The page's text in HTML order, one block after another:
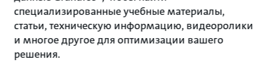
специализированные учебные материалы,
статьи, техническую информацию, видеоролики
и многое другое для оптимизации вашего
решения.